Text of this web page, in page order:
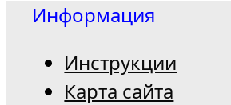
Информация
Инструкции
Карта сайта